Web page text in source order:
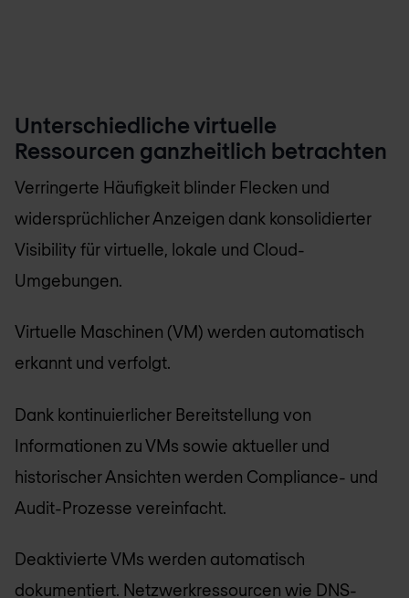
Unterschiedliche virtuelle
Ressourcen ganzheitlich betrachten
Verringerte Häufigkeit blinder Flecken und
widersprüchlicher Anzeigen dank konsolidierter
Visibility für virtuelle, lokale und Cloud-
Umgebungen.
Virtuelle Maschinen (VM) werden automatisch
erkannt und verfolgt.
Dank kontinuierlicher Bereitstellung von
Informationen zu VMs sowie aktueller und
historischer Ansichten werden Compliance- und
Audit-Prozesse vereinfacht.
Deaktivierte VMs werden automatisch
dokumentiert. Netzwerkressourcen wie DNS-